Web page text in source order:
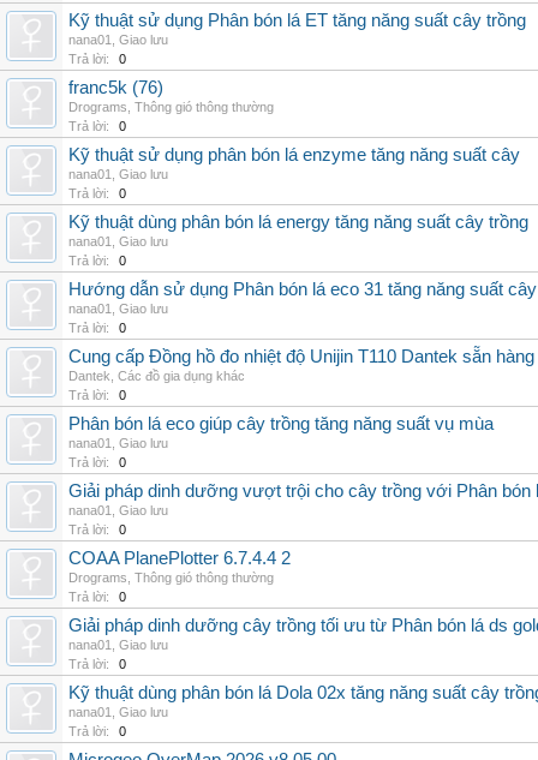
Kỹ thuật sử dụng Phân bón lá ET tăng năng suất cây trồng
nana01
Giao lưu
Trả lời:
0
franc5k (76)
Drograms Thông gió thông thường
Trả lời:
0
Kỹ thuật sử dụng phân bón lá enzyme tăng năng suất cây
nana01
Giao lưu
Trả lời:
0
Kỹ thuật dùng phân bón lá energy tăng năng suất cây trồng
nana01
Giao lưu
Trả lời:
0
Hướng dẫn sử dụng Phân bón lá eco 31 tăng năng suất cây
nana01
Giao lưu
Trả lời:
0
Cung cấp Đồng hồ đo nhiệt độ Unijin T110 Dantek sẵn
Dantek Các đồ gia dụng khác
Trả lời:
0
Phân bón lá eco giúp cây trồng tăng năng suất vụ mùa
nana01
Giao lưu
Trả lời:
0
Giải pháp dinh dưỡng vượt trội cho cây trồng với Phân bón
nana01
Giao lưu
Trả lời:
0
COAA PlanePlotter 6.7.4.4 2
Drograms Thông gió thông thường
Trả lời:
0
Giải pháp dinh dưỡng cây trồng tối ưu từ Phân bón lá ds
nana01
Giao lưu
Trả lời:
0
Kỹ thuật dùng phân bón lá Dola 02x tăng năng suất cây
nana01
Giao lưu
Trả lời:
0